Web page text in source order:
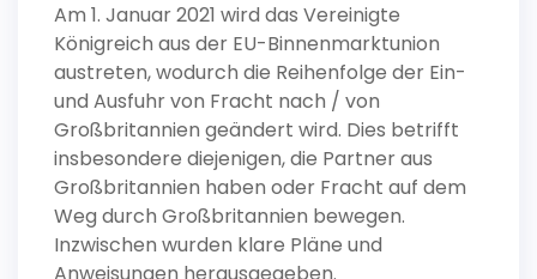
Am 1. Januar 2021 wird das Vereinigte
Königreich aus der EU-Binnenmarktunion
austreten, wodurch die Reihenfolge der Ein-
und Ausfuhr von Fracht nach / von
Großbritannien geändert wird. Dies betrifft
insbesondere diejenigen, die Partner aus
Großbritannien haben oder Fracht auf dem
Weg durch Großbritannien bewegen.
Inzwischen wurden klare Pläne und